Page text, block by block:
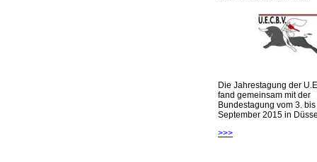
Die Jahrestagung der
fand gemeinsam mit der
Bundestagung vom 3. bis
September 2015 in
>>>